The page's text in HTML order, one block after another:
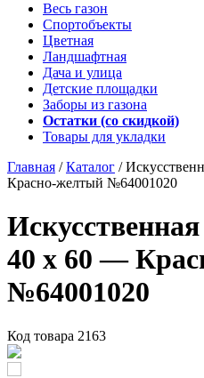
Весь газон
Спортобъекты
Цветная
Ландшафтная
Дача и улица
Детские площадки
Заборы из газона
Остатки (со скидкой)
Товары для укладки
Главная /Каталог /
Красно-желтый №64001020
40 х 60 —
№64001020
Код товара 2163